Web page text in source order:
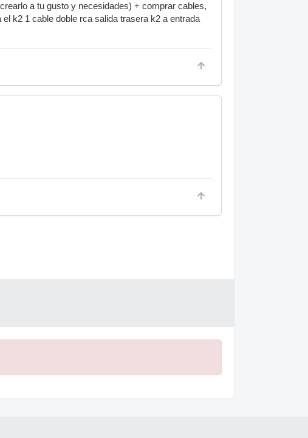
a tu gusto y necesidades) + comprar cables,
k2 1 cable doble rca salida trasera k2 a entrada